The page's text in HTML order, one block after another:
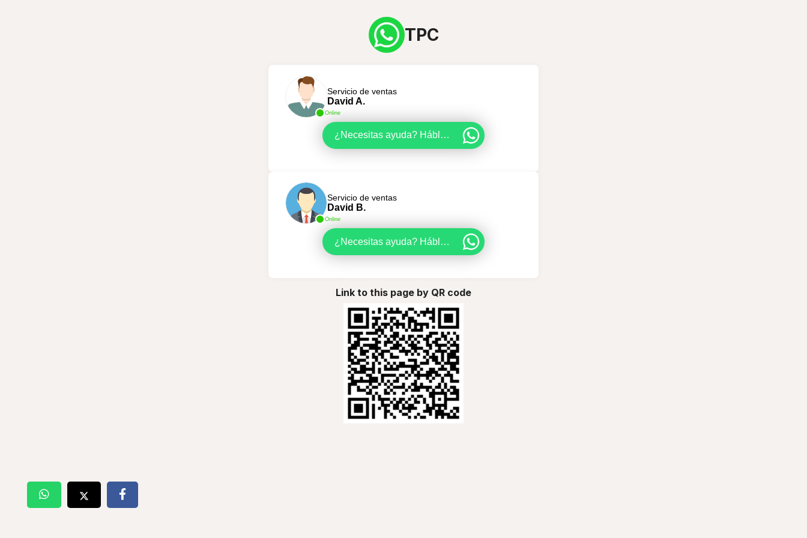
TPC
Online
Servicio de ventas
David A.
¿Necesitas ayuda? Háblemos
Online
Servicio de ventas
David B.
¿Necesitas ayuda? Háblemos
Link to this page by QR code